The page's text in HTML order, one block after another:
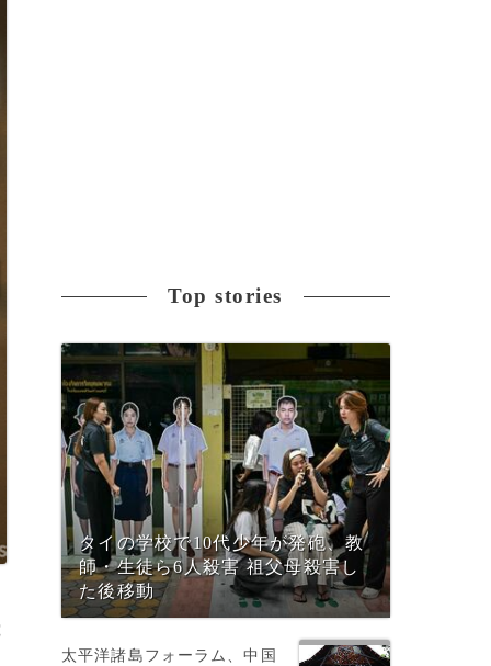
Top stories
タイの学校で10代少年が発砲、教
師・生徒ら6人殺害 祖父母殺害し
た後移動
太平洋諸島フォーラム、中国